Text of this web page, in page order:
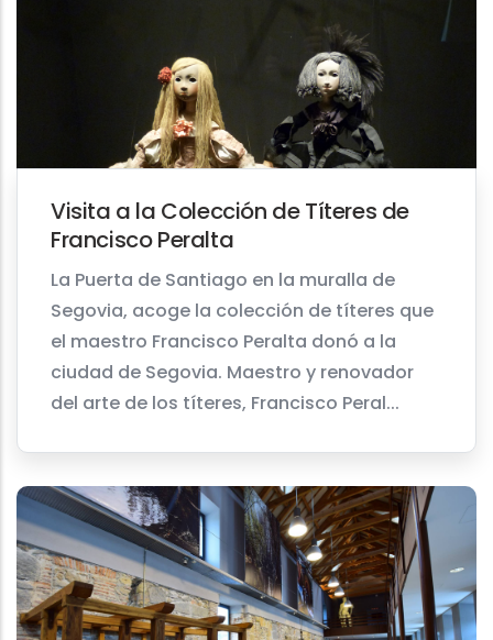
Visita a la Colección de Títeres de
Francisco Peralta
La Puerta de Santiago en la muralla de
Segovia, acoge la colección de títeres que
el maestro Francisco Peralta donó a la
ciudad de Segovia. Maestro y renovador
del arte de los títeres, Francisco Peral...